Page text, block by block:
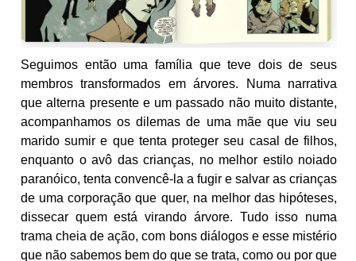
Seguimos então uma família que teve dois de seus
membros transformados em árvores. Numa narrativa
que alterna presente e um passado não muito distante,
acompanhamos os dilemas de uma mãe que viu seu
marido sumir e que tenta proteger seu casal de filhos,
enquanto o avô das crianças, no melhor estilo noiado
paranóico, tenta convencê-la a fugir e salvar as crianças
de uma corporação que quer, na melhor das hipóteses,
dissecar quem está virando árvore. Tudo isso numa
trama cheia de ação, com bons diálogos e esse mistério
que não sabemos bem do que se trata, como ou por que